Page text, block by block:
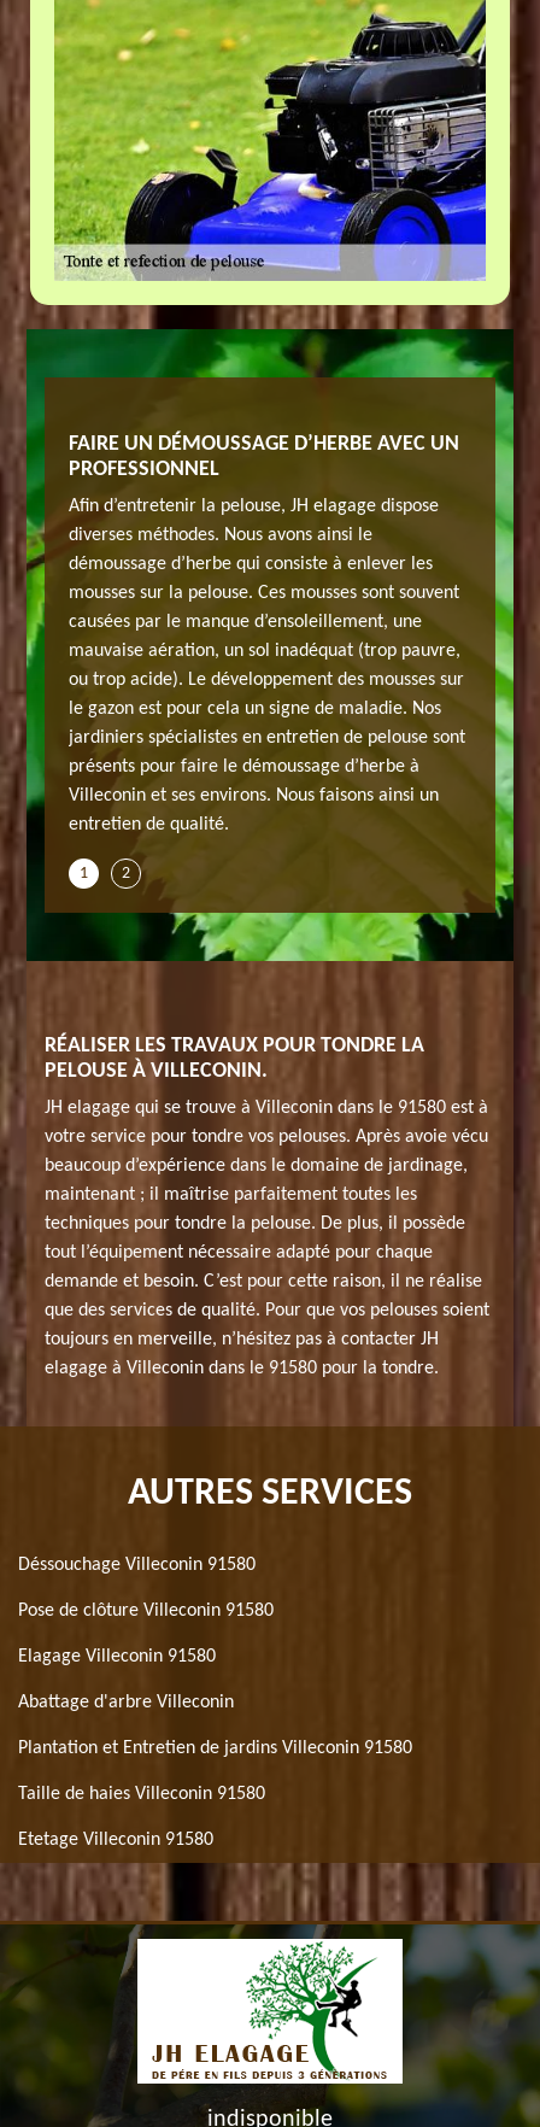
effet
alors
de
à
de
FAIRE UN DÉMOUSSAGE D’HERBE AVEC UN
PROFESSIONNEL
Afin d’entretenir la pelouse, JH elagage dispose
diverses méthodes. Nous avons ainsi le
démoussage d’herbe qui consiste à enlever les
mousses sur la pelouse. Ces mousses sont souvent
causées par le manque d’ensoleillement, une
mauvaise aération, un sol inadéquat (trop pauvre,
ou trop acide). Le développement des mousses sur
le gazon est pour cela un signe de maladie. Nos
jardiniers spécialistes en entretien de pelouse sont
présents pour faire le démoussage d’herbe à
Villeconin et ses environs. Nous faisons ainsi un
entretien de qualité.
Si
1 2
RÉALISER LES TRAVAUX POUR TONDRE LA
PELOUSE À VILLECONIN.
JH elagage qui se trouve à Villeconin dans le 91580 est à
votre service pour tondre vos pelouses. Après avoie vécu
beaucoup d’expérience dans le domaine de jardinage,
maintenant ; il maîtrise parfaitement toutes les
techniques pour tondre la pelouse. De plus, il possède
tout l’équipement nécessaire adapté pour chaque
demande et besoin. C’est pour cette raison, il ne réalise
que des services de qualité. Pour que vos pelouses soient
toujours en merveille, n’hésitez pas à contacter JH
elagage à Villeconin dans le 91580 pour la tondre.
AUTRES SERVICES
Déssouchage Villeconin 91580
Pose de clôture Villeconin 91580
Elagage Villeconin 91580
Abattage d'arbre Villeconin
Plantation et Entretien de jardins Villeconin 91580
Taille de haies Villeconin 91580
Etetage Villeconin 91580
indisponible